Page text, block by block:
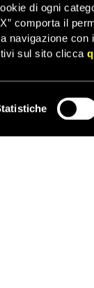
di ogni
comporta il
navigazione
sul sito clicca